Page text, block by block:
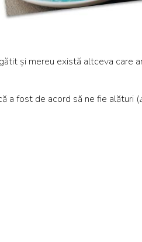
și mereu există altceva care
a fost de acord să ne fie alături (